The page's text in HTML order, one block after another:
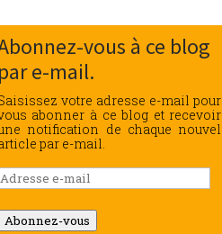
vous à ce blog
par e-mail.
votre adresse e-mail pour
abonner à ce blog et recevoir
notification de chaque nouvel
par e-mail.
Abonnez-vous